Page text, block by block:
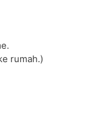
rumah.)